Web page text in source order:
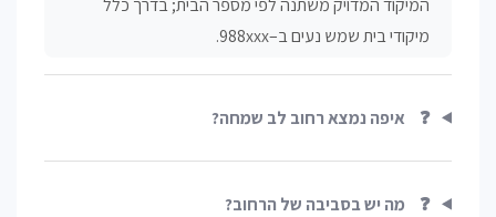
מיקודי בית שמש נעים ב–988xxx.
❓ איפה נמצא רחוב לב שמחה?
❓ מה יש בסביבה של הרחוב?